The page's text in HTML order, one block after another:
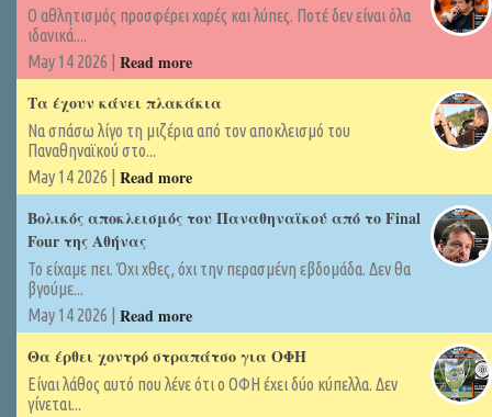
Ο αθλητισμός προσφέρει χαρές και λύπες. Ποτέ δεν είναι όλα
ιδανικά....
May 14 2026 | Read more
Τα έχουν κάνει πλακάκια
Να σπάσω λίγο τη μιζέρια από τον αποκλεισμό του
Παναθηναϊκού στο...
May 14 2026 | Read more
Βολικός αποκλεισμός του Παναθηναϊκού από το Final
Four της Αθήνας
Το είχαμε πει. Όχι χθες, όχι την περασμένη εβδομάδα. Δεν θα
βγούμε...
May 14 2026 | Read more
Θα έρθει χοντρό στραπάτσο για ΟΦΗ
Είναι λάθος αυτό που λένε ότι ο ΟΦΗ έχει δύο κύπελλα. Δεν
γίνεται...